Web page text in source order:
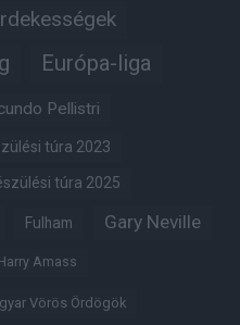
Európa-liga
Pellistri
túra 2023
túra 2025
Fulham Gary Neville
Harry Amass
Vörös Ördögök